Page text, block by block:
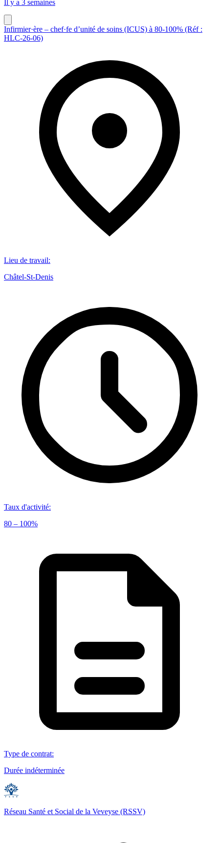
Il y a 3 semaines
Infirmier·ère – chef·fe d’unité de soins (ICUS) à 80-100% (Réf :
HLC-26-06)
Lieu de travail:
Châtel-St-Denis
Taux d'activité:
80 – 100%
Type de contrat:
Durée indéterminée
Réseau Santé et Social de la Veveyse (RSSV)